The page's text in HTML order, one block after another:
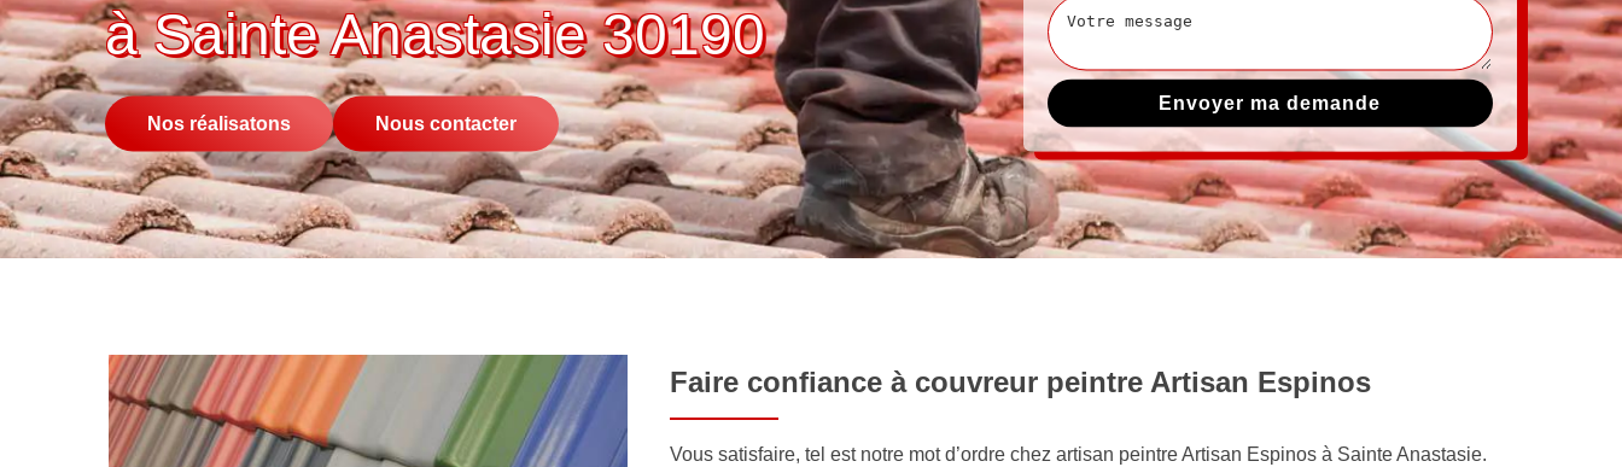
à Sainte Anastasie 30190
Nos réalisatons Nous contacter
Faire confiance à couvreur peintre Artisan Espinos
Vous satisfaire, tel est notre mot d’ordre chez artisan peintre Artisan Espinos à Sainte Anastasie.